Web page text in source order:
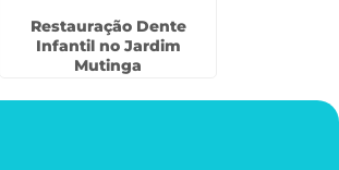
Restauração Dente
Infantil no Jardim
Mutinga